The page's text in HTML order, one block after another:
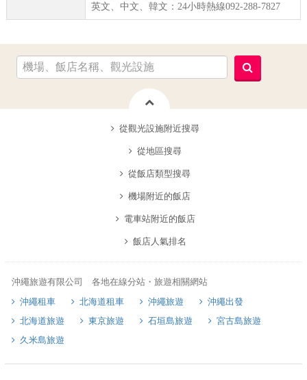
英文、中文、韓文：24小時熱線092-288-7827
從觀光設施附近搜尋
從地區搜尋
從飯店類型搜尋
機場附近的飯店
電車站附近的飯店
飯店人氣排名
沖繩旅遊有限公司 各地在線分站・旅遊相關網站
沖繩租車
北海道租車 沖繩旅遊
沖繩出發
北海道旅遊
東京旅遊 石垣島旅遊
宮古島旅遊
久米島旅遊